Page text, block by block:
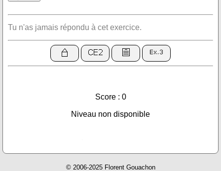
Tu n'as jamais répondu à cet exercice.
Score : 0
Niveau non disponible
© 2006-2025 Florent Gouachon